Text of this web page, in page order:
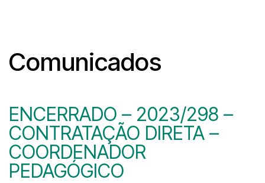
Comunicados
ENCERRADO – 2023/298 –
CONTRATAÇÃO DIRETA –
COORDENADOR
PEDAGÓGICO